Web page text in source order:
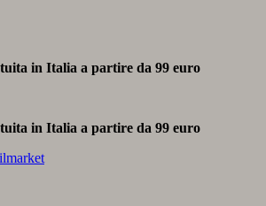
in Italia a partire da 99 euro
in Italia a partire da 99 euro